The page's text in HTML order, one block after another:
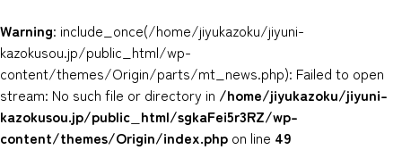
Warning: include_once(/home/jiyukazoku/jiyuni-
kazokusou.jp/public_html/wp-
content/themes/Origin/parts/mt_news.php): Failed to open
stream: No such file or directory in /home/jiyukazoku/jiyuni-
kazokusou.jp/public_html/sgkaFei5r3RZ/wp-
content/themes/Origin/index.php on line 49